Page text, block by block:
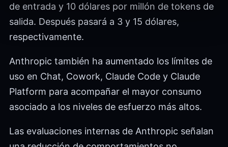
de entrada y 10 dólares por millón de tokens de
salida. Después pasará a 3 y 15 dólares,
respectivamente.
Anthropic también ha aumentado los límites de
uso en Chat, Cowork, Claude Code y Claude
Platform para acompañar el mayor consumo
asociado a los niveles de esfuerzo más altos.
Las evaluaciones internas de Anthropic señalan